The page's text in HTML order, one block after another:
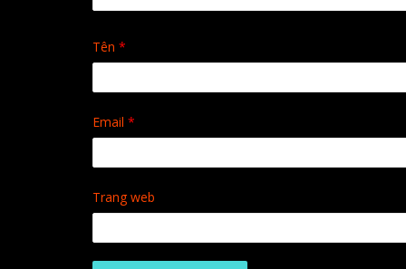
Tên *
Email *
Trang web